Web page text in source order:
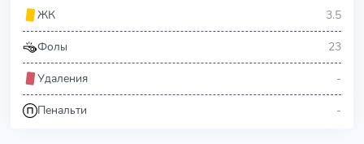
ЖК
3.5
Фолы 23
Удаления -
Пенальти -